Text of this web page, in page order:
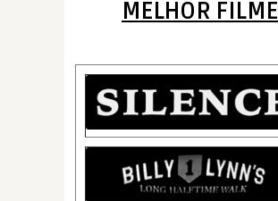
MELHOR FILME